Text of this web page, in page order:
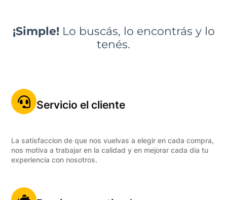
¡Simple!Lo buscás, lo encontrás y lo
tenés.
Servicio el cliente
La satisfaccion de que nos vuelvas a elegir en cada compra,
nos motiva a trabajar en la calidad y en mejorar cada dia tu
experiencia con nosotros.